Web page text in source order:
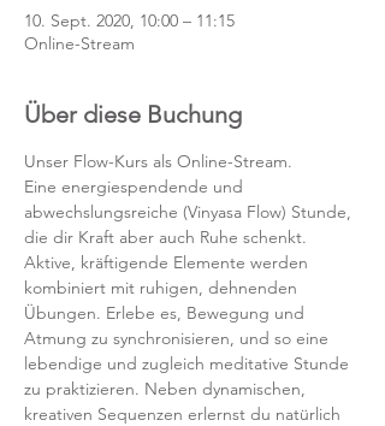
10. Sept. 2020, 10:00 – 11:15
Online-Stream
Über diese Buchung
Unser Flow-Kurs als Online-Stream.
Eine energiespendende und
abwechslungsreiche (Vinyasa Flow) Stunde,
die dir Kraft aber auch Ruhe schenkt.
Aktive, kräftigende Elemente werden
kombiniert mit ruhigen, dehnenden
Übungen. Erlebe es, Bewegung und
Atmung zu synchronisieren, und so eine
lebendige und zugleich meditative Stunde
zu praktizieren. Neben dynamischen,
kreativen Sequenzen erlernst du natürlich